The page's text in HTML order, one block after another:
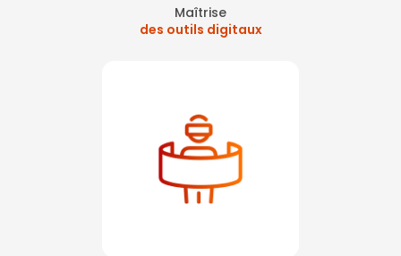
Maîtrise
des outils digitaux